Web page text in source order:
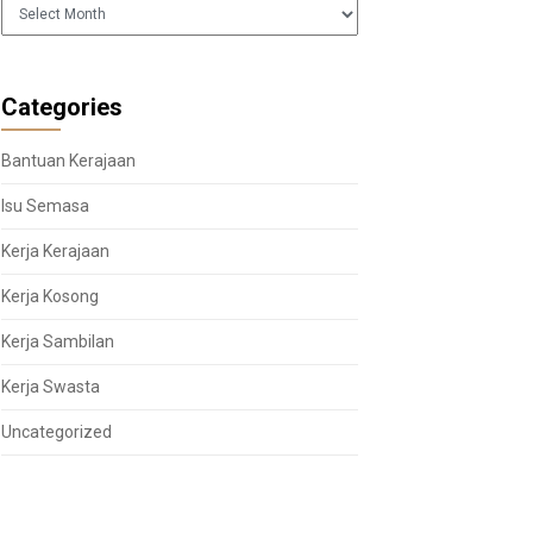
Categories
Bantuan Kerajaan
Isu Semasa
Kerja Kerajaan
Kerja Kosong
Kerja Sambilan
Kerja Swasta
Uncategorized